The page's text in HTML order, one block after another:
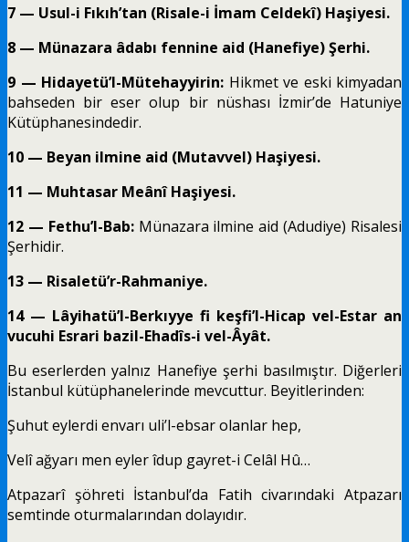
7 — Usul-i Fıkıh’tan (Risale-i İmam Celdekî) Haşiyesi.
8 — Münazara âdabı fennine aid (Hanefiye) Şerhi.
9 — Hidayetü’l-Mütehayyirin: Hikmet ve eski kimyadan
bahseden bir eser olup bir nüshası İzmir’de Hatuniye
Kütüphanesindedir.
10 — Beyan ilmine aid (Mutavvel) Haşiyesi.
11 — Muhtasar Meânî Haşiyesi.
12 — Fethu’l-Bab:Münazara ilmine aid (Adudiye) Risalesi
Şerhidir.
13 — Risaletü’r-Rahmaniye.
14 — Lâyihatü’l-Berkıyye fi keşfi’l-Hicap vel-Estar an
vucuhi Esrari bazil-Ehadîs-i vel-Âyât.
Bu eserlerden yalnız Hanefiye şerhi basılmıştır. Diğerleri
İstanbul kütüphanelerinde mevcuttur. Beyitlerinden:
Şuhut eylerdi envarı uli’l-ebsar olanlar hep,
Velî ağyarı men eyler îdup gayret-i Celâl Hû…
Atpazarî şöhreti İstanbul’da Fatih civarındaki Atpazarı
semtinde oturmalarından dolayıdır.